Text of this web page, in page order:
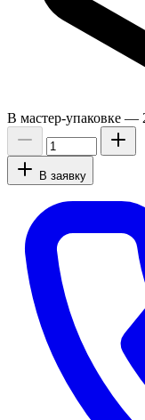
В мастер-упаковке —
В заявку